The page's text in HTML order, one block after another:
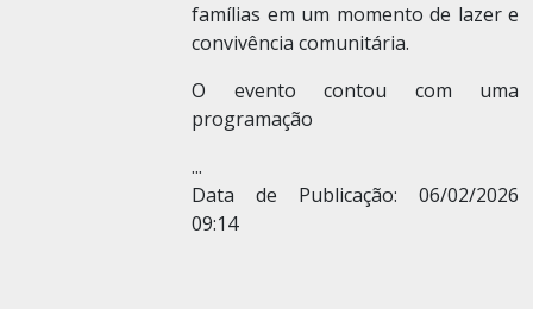
famílias em um momento de lazer e
convivência comunitária.
O evento contou com uma
programação
...
Data de Publicação: 06/02/2026
09:14